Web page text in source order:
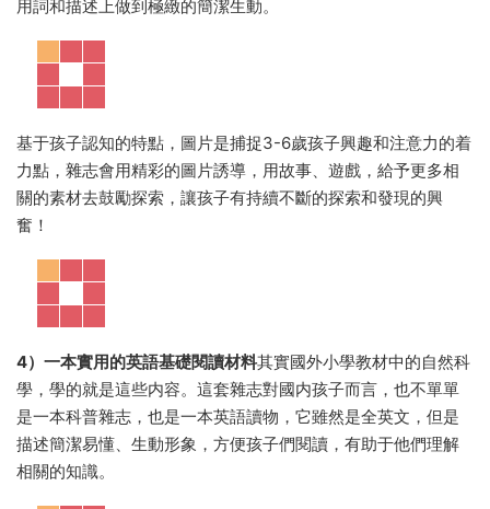
用詞和描述上做到極緻的簡潔生動。
基于孩子認知的特點，圖片是捕捉3-6歲孩子興趣和注意力的着
力點，雜志會用精彩的圖片誘導，用故事、遊戲，給予更多相
關的素材去鼓勵探索，讓孩子有持續不斷的探索和發現的興
奮！
4）一本實用的英語基礎閱讀材料其實國外小學教材中的自然科
學，學的就是這些内容。這套雜志對國内孩子而言，也不單單
是一本科普雜志，也是一本英語讀物，它雖然是全英文，但是
描述簡潔易懂、生動形象，方便孩子們閱讀，有助于他們理解
相關的知識。